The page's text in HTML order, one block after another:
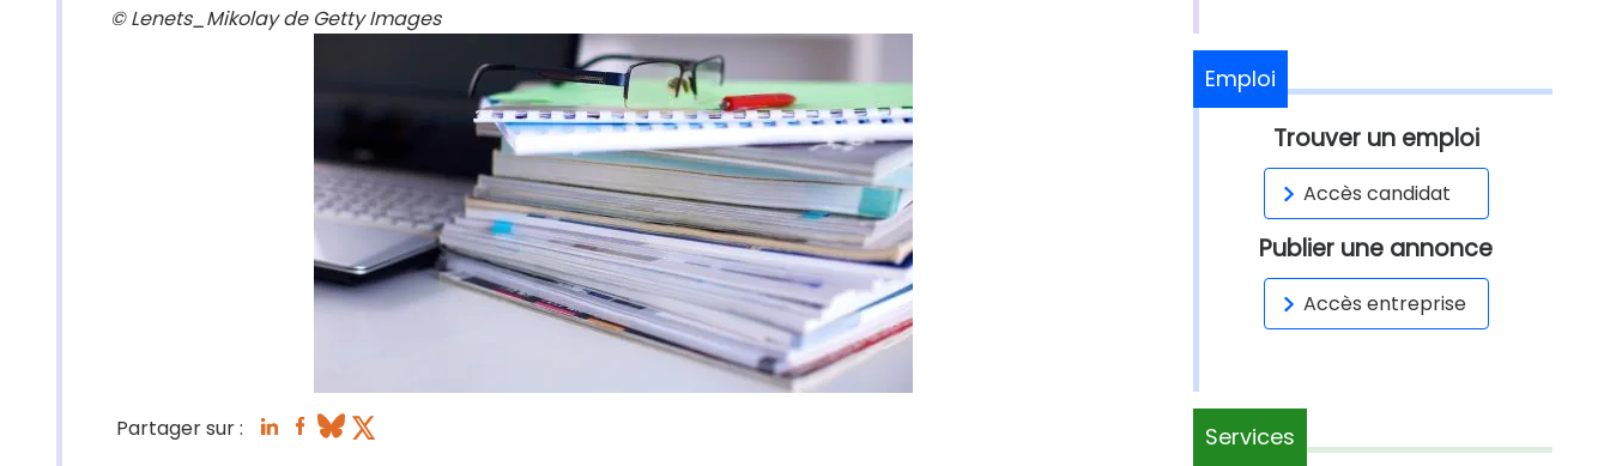
© Lenets_Mikolay de Getty Images
Partager sur :
Emploi
Trouver un emploi
Accès candidat
Publier une annonce
Accès entreprise
Services